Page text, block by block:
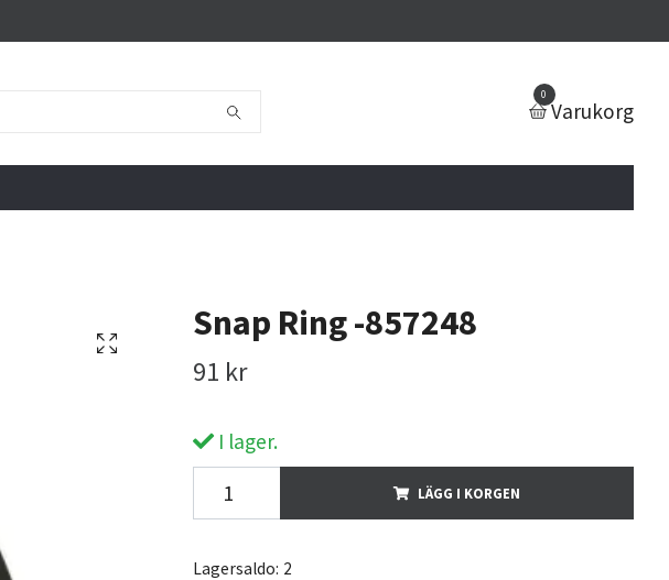
0
Varukorg
Snap Ring -857248
91 kr
I lager.
LÄGG I KORGEN
Lagersaldo: 2